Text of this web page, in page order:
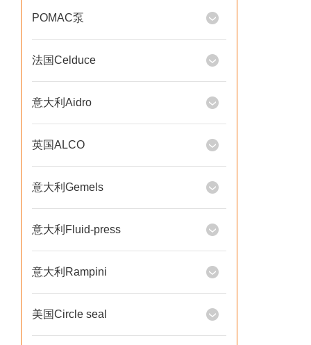
POMAC泵
法国Celduce
意大利Aidro
英国ALCO
意大利Gemels
意大利Fluid-press
意大利Rampini
美国Circle seal